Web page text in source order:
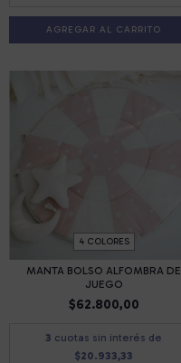
4 COLORES
MANTA BOLSO ALFOMBRA DE
JUEGO
$62.800,00
3 cuotas sin interés de
$20.933,33